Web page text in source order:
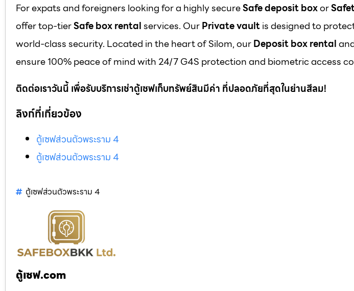
For expats and foreigners looking for a highly secureSafe deposit boxor
offer top-tierSafe box rentalservices. OurPrivate vaultis designed to
world-class security. Located in the heart of Silom, ourDeposit box rental
ensure 100% peace of mind with 24/7 G4S protection and biometric access
ติดต่อเราวันนี้ เพื่อรับบริการเช่าตู้เซฟเก็บทรัพย์สินมีค่า ที่ปลอดภัยที่สุดในย่านสีลม!
ลิงก์ที่เกี่ยวข้อง
ตู้เซฟส่วนตัวพระราม 4
ตู้เซฟส่วนตัวพระราม 4
ตู้เซฟส่วนตัวพระราม 4
ตู้เซฟ.com